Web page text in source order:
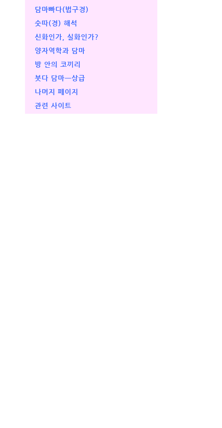
담마빠다(법구경)
숫따(경) 해석
신화인가, 실화인가?
양자역학과 담마
방 안의 코끼리
붓다 담마ㅡ상급
나머지 페이지
관련 사이트